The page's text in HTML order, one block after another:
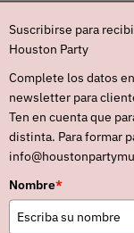
del siglo
se dedicaron
sumergirse
el ascensor,
de los
Con el
retorcida y
amor, que
dejaron un
Suscribirse para
Houston Party
Complete los datos
newsletter para
Ten en cuenta que
distinta. Para formar
Nombre*